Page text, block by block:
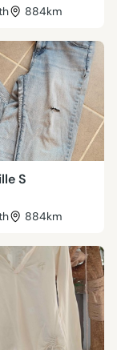
884km
S
884km